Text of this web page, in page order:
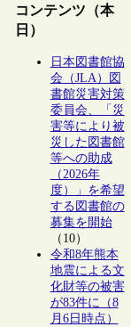
コンテンツ（本
日）
日本図書館協
会（JLA）図
書館災害対策
委員会、「災
害等により被
災した図書館
等への助成
（2026年
度）」を希望
する図書館の
募集を開始
（10）
令和8年熊本
地震による文
化財等の被害
が83件に（8
月6日時点）